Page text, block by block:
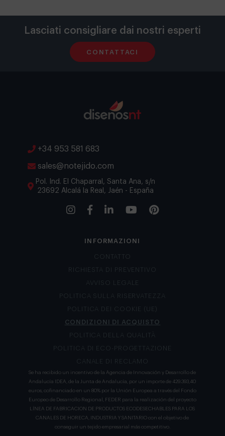
Lasciati consigliare dai nostri esperti
CONTATTACI
+34 953 581 683
sales@notejido.com
Pol. Ind. El Chaparral, Santa Ana, s/n
23692 Alcalá la Real, Jaén - España
INFORMAZIONI
CONTATTO
RICHIESTA DI PREVENTIVO
AVVISO LEGALE
POLITICA SULLA RISERVATEZZA
POLITICA DEI COOKIE (UE)
CONDIZIONI DI ACQUISTO
POLITICA DELLA QUALITÀ
POLITICA DI ECO-PROGETTAZIONE
CANALE DI RECLAMO
Se ha recibido un incentivo de la Agencia de Innovación y Desarrollo de
Andalucía IDEA, de la Junta de Andalucía, por un importe de 429.393,40
euros, cofinanciado en un 80% por la Unión Europea a través del Fondo
Europeo de Desarrollo Regional, FEDER para la realización del proyecto
LÍNEA DE FABRICACION DE PRODUCTOS ECODESECHABLES PARA LOS
CANALES DE HORECA, INDUSTRIA Y SANITARIO con el objetivo de
conseguir un tejido empresarial más competitivo.